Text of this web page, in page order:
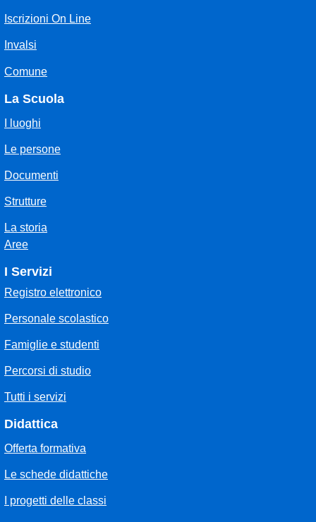
Iscrizioni On Line
Invalsi
Comune
La Scuola
I luoghi
Le persone
Documenti
Strutture
La storia
Aree
I Servizi
Registro elettronico
Personale scolastico
Famiglie e studenti
Percorsi di studio
Tutti i servizi
Didattica
Offerta formativa
Le schede didattiche
I progetti delle classi